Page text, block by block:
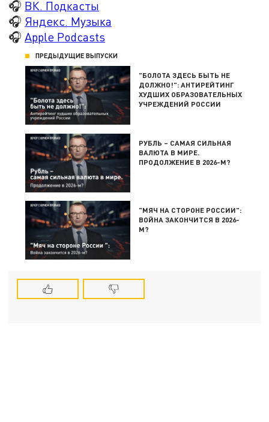
🎧 ВК. Подкасты
🎧 Яндекс. Музыка
🎧Apple Podcasts
ПРЕДЫДУЩИЕ ВЫПУСКИ
"БОЛОТА ЗДЕСЬ БЫТЬ НЕ
ДОЛЖНО!": АНТИРЕЙТИНГ
ХУДШИХ ОБРАЗОВАТЕЛЬНЫХ
УЧРЕЖДЕНИЙ РОССИИ
РУБЛЬ – САМАЯ СИЛЬНАЯ
ВАЛЮТА В МИРЕ.
ПРОДОЛЖЕНИЕ В 2026-М?
"МЯЧ НА СТОРОНЕ РОССИИ":
ВОЙНА ЗАКОНЧИТСЯ В 2026-
М?